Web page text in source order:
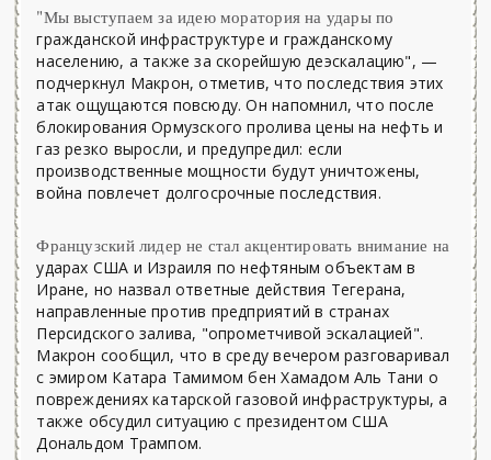
"Мы выступаем за идею моратория на удары по
гражданской инфраструктуре и гражданскому
населению, а также за скорейшую деэскалацию", —
подчеркнул Макрон, отметив, что последствия этих
атак ощущаются повсюду. Он напомнил, что после
блокирования Ормузского пролива цены на нефть и
газ резко выросли, и предупредил: если
производственные мощности будут уничтожены,
война повлечет долгосрочные последствия.
Французский лидер не стал акцентировать внимание на
ударах США и Израиля по нефтяным объектам в
Иране, но назвал ответные действия Тегерана,
направленные против предприятий в странах
Персидского залива, "опрометчивой эскалацией".
Макрон сообщил, что в среду вечером разговаривал
с эмиром Катара Тамимом бен Хамадом Аль Тани о
повреждениях катарской газовой инфраструктуры, а
также обсудил ситуацию с президентом США
Дональдом Трампом.